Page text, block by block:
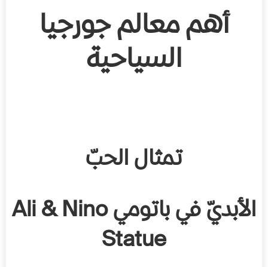
أهم معالم جورجيا
السياحية
تمثال الحبّ
الأبديّ في باتوميAli & Nino
Statue